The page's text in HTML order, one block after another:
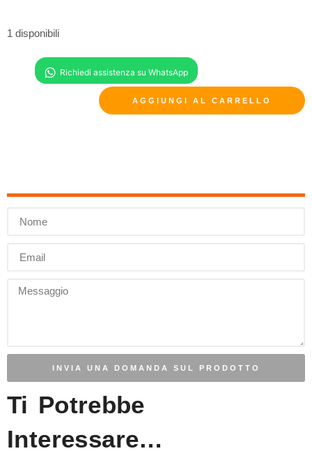
1 disponibili
AGGIUNGI AL CARRELLO
INVIA UNA DOMANDA SUL PRODOTTO
Ti Potrebbe
Interessare…